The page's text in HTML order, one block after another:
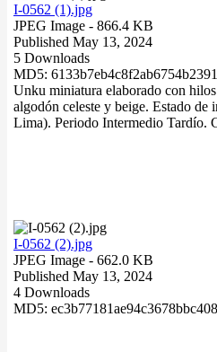
I-0562 (1).jpg
JPEG Image - 866.4 KB
Published May 13, 2024
5 Downloads
MD5:
Unku miniatura elaborado con
algodón celeste y beige. Estado
Lima). Periodo Intermedio Tardío.
I-0562 (2).jpg
JPEG Image - 662.0 KB
Published May 13, 2024
4 Downloads
MD5: